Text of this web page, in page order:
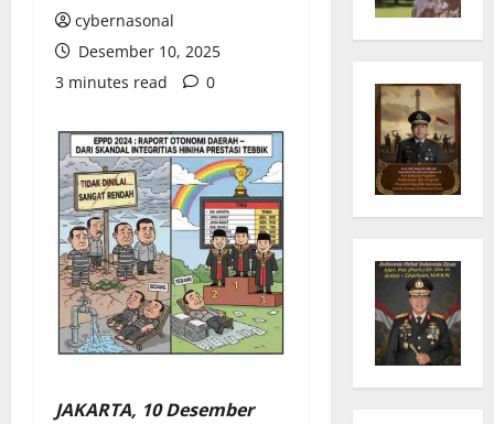
cybernasonal
Desember 10, 2025
3 minutes read
0
JAKARTA, 10 Desember